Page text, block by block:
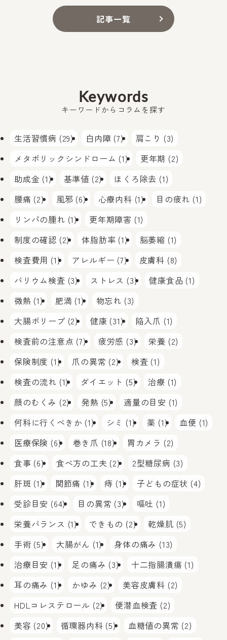
記事一覧
Keywords
キーワードからコラムを探す
生活習慣病 (29) 白内障 (7)
肩こり (3)
メタボリックシンドローム (1)
更年期 (2)
助成金 (1)
基準値 (2)
ほくろ除去 (1)
腰痛 (2)
風邪 (6) 心療内科 (1)
目の疲れ (1)
リンパの腫れ (1)
更年期障害 (1)
制度の確認 (2)
体脂肪率 (1)
脳萎縮 (1)
検査費用 (1)
アレルギー (7)
皮膚科 (8)
バリウム検査 (3)
ストレス (3)
健康食品 (1)
微熱 (1)
肥満 (1)
物忘れ (3)
大腸ポリープ (2)
健康 (31)
陥入爪 (1)
検査前の注意点 (7)
疲労感 (3)
栄養 (2)
保険制度 (1)
爪の異常 (2)
検査 (1)
検査の流れ (1)
ダイエット (5)
治療 (1)
顔のむくみ (2)
発熱 (5)
適量の目安 (1)
何科に行くべきか (1)
シミ (1) 薬 (1)
血便 (1)
医療保険 (6)
巻き爪 (18)
胃カメラ (2)
食事 (6)
食べ方の工夫 (2)
2型糖尿病 (3)
肝斑 (1)
関節痛 (1) 痔 (1)
子どもの症状 (4)
受診目安 (64)
目の異常 (3)
嘔吐 (1)
栄養バランス (1)
できもの (2)
乾燥肌 (5)
手術 (5)
大腸がん (1)
身体の痛み (13)
治療目安 (1)
足の痛み (3)
十二指腸潰瘍 (1)
耳の痛み (1)
かゆみ (2)
美容皮膚科 (2)
HDLコレステロール (2)
便潜血検査 (2)
美容 (20)
循環器内科 (5)
血糖値の異常 (2)